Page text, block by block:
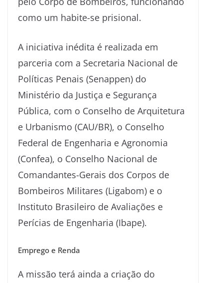
como um habite-se prisional.
A iniciativa inédita é realizada em
parceria com a Secretaria Nacional de
Políticas Penais (Senappen) do
Ministério da Justiça e Segurança
Pública, com o Conselho de Arquitetura
e Urbanismo (CAU/BR), o Conselho
Federal de Engenharia e Agronomia
(Confea), o Conselho Nacional de
Comandantes-Gerais dos Corpos de
Bombeiros Militares (Ligabom) e o
Instituto Brasileiro de Avaliações e
Perícias de Engenharia (Ibape).
Emprego e Renda
A missão terá ainda a criação do